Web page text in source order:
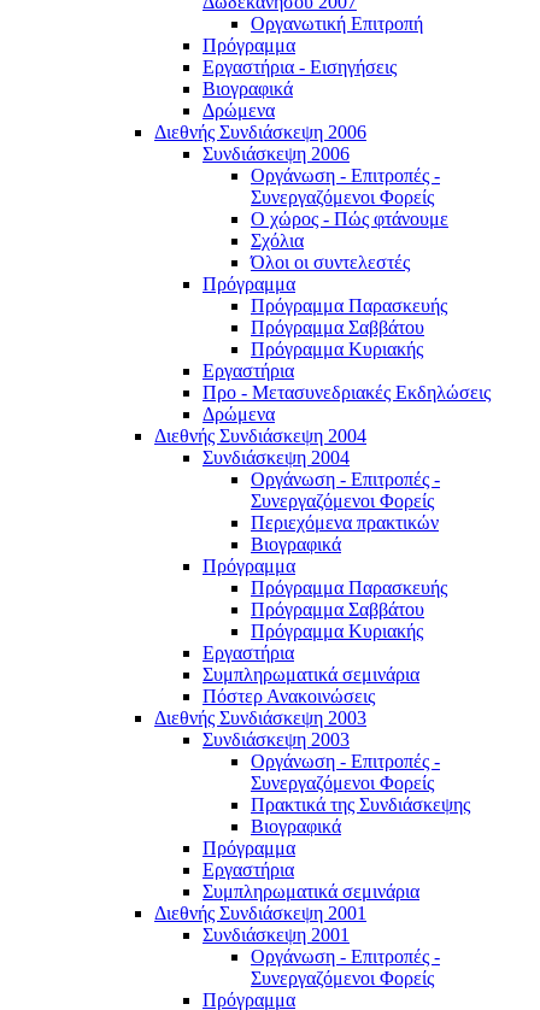
Οργανωτική Επιτροπή
Πρόγραμμα
Εργαστήρια - Εισηγήσεις
Βιογραφικά
Δρώμενα
Διεθνής Συνδιάσκεψη 2006
Συνδιάσκεψη 2006
Οργάνωση - Επιτροπές -
Συνεργαζόμενοι Φορείς
Ο χώρος - Πώς φτάνουμε
Σχόλια
Όλοι οι συντελεστές
Πρόγραμμα
Πρόγραμμα Παρασκευής
Πρόγραμμα Σαββάτου
Πρόγραμμα Κυριακής
Εργαστήρια
Προ - Μετασυνεδριακές Εκδηλώσεις
Δρώμενα
Διεθνής Συνδιάσκεψη 2004
Συνδιάσκεψη 2004
Οργάνωση - Επιτροπές -
Συνεργαζόμενοι Φορείς
Περιεχόμενα πρακτικών
Βιογραφικά
Πρόγραμμα
Πρόγραμμα Παρασκευής
Πρόγραμμα Σαββάτου
Πρόγραμμα Κυριακής
Εργαστήρια
Συμπληρωματικά σεμινάρια
Πόστερ Ανακοινώσεις
Διεθνής Συνδιάσκεψη 2003
Συνδιάσκεψη 2003
Οργάνωση - Επιτροπές -
Συνεργαζόμενοι Φορείς
Πρακτικά της Συνδιάσκεψης
Βιογραφικά
Πρόγραμμα
Εργαστήρια
Συμπληρωματικά σεμινάρια
Διεθνής Συνδιάσκεψη 2001
Συνδιάσκεψη 2001
Οργάνωση - Επιτροπές -
Συνεργαζόμενοι Φορείς
Πρόγραμμα